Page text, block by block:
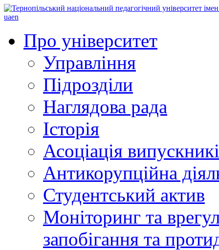
uaen
Про університет
Управління
Підрозділи
Наглядова рада
Історія
Асоціація
Антикорупційна
Студентський актив
Моніторинг та
запобігання та